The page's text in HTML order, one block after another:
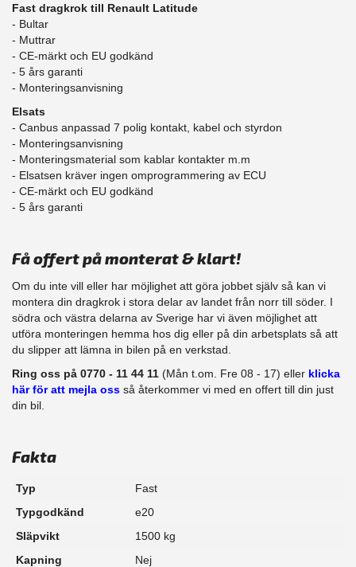
Fast dragkrok till Renault Latitude
- Bultar
- Muttrar
- CE-märkt och EU godkänd
​- 5 års garanti
- Monteringsanvisning
Elsats
- Canbus anpassad 7 polig kontakt, kabel och styrdon
- Monteringsanvisning
- Monteringsmaterial som kablar kontakter m.m
- Elsatsen kräver ingen omprogrammering av ECU
- CE-märkt och EU godkänd
​- 5 års garanti
Få offert på monterat & klart!
Om du inte vill eller har möjlighet att göra jobbet själv så kan vi
montera din dragkrok i stora delar av landet från norr till söder. I
södra och västra delarna av Sverige har vi även möjlighet att
​utföra monteringen hemma hos dig eller på din arbetsplats så att
du slipper att lämna in bilen på en verkstad.
Ring oss på 0770 - 11 44 11 (Mån t.om. Fre 08 - 17) eller klicka
här för att mejla oss så återkommer vi med en offert till din just
din bil.
Fakta
Typ
Fast
Typgodkänd
e20
Släpvikt
1500 kg
Kapning
Nej